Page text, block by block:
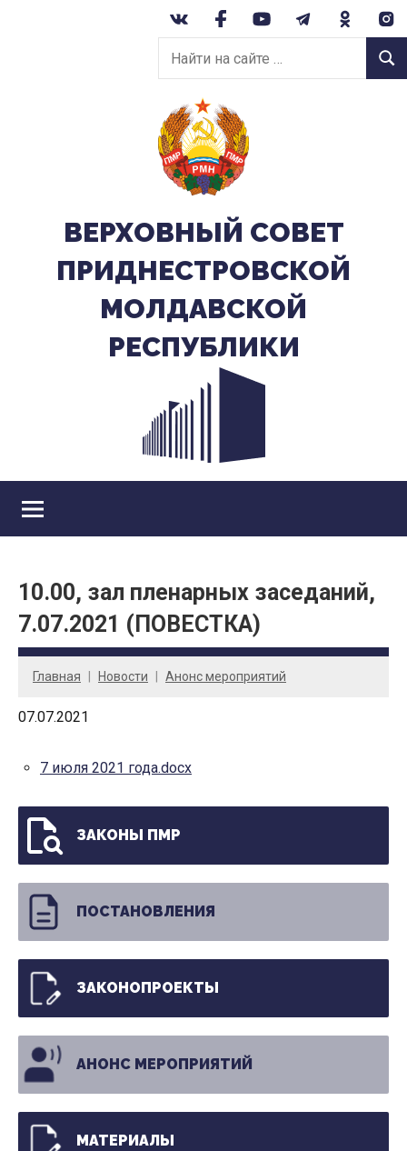
Найти
на
сайте:
ВЕРХОВНЫЙ CОВЕТ
ПРИДНЕСТРОВСКОЙ
МОЛДАВСКОЙ
РЕСПУБЛИКИ
10.00, зал пленарных заседаний,
7.07.2021 (ПОВЕСТКА)
Главная Новости Анонс мероприятий
07.07.2021
7 июля 2021 года.docx
ЗАКОНЫ ПМР
ПОСТАНОВЛЕНИЯ
ЗАКОНОПРОЕКТЫ
АНОНС МЕРОПРИЯТИЙ
МАТЕРИАЛЫ